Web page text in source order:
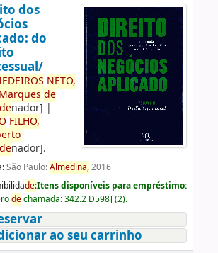
dos
do
DEIROS NETO,
Marques de
nador] |
FILHO,
nador].
São Paulo:Almedina,2016
de:Itens disponíveis para empréstimo:
dechamada:342.2 D598] (2).
ao seu carrinho